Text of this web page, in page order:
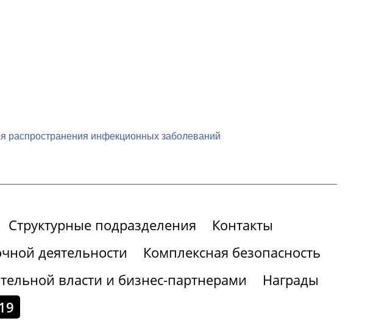
распространения инфекционных заболеваний
Структурные подразделения
Контакты
деятельности
Комплексная безопасность
власти и бизнес-партнерами
Награды